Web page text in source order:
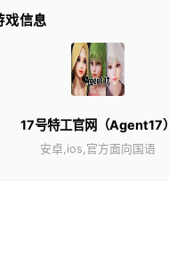
戏信息
17号特工官网（Agent17）
安卓,ios,官方面向国语